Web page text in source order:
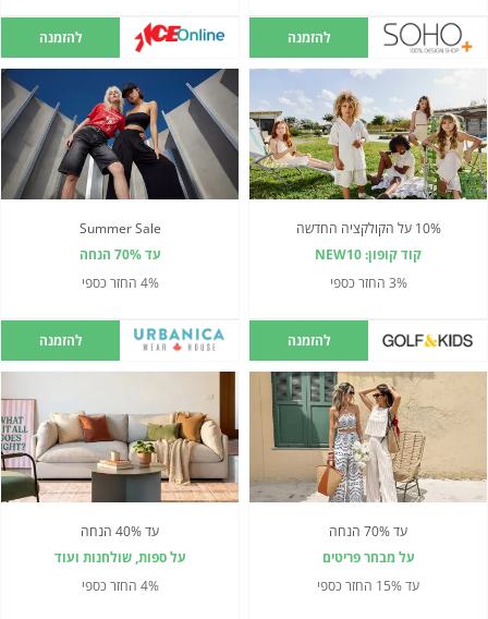
להזמנה להזמנה
10% על הקולקציה החדשה
קוד קופון: NEW10
3% החזר כספי
להזמנה
Summer Sale
עד 70% הנחה
4% החזר כספי
להזמנה
עד 70% הנחה
על מבחר פריטים
עד 15% החזר כספי
עד 40% הנחה
על ספות, שולחנות ועוד
4% החזר כספי